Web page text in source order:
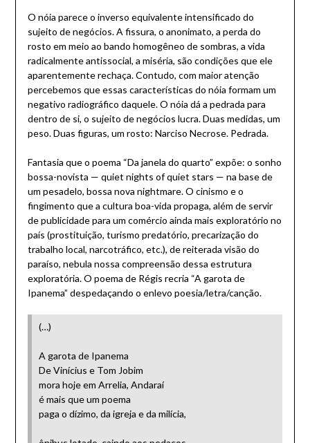
O nóia parece o inverso equivalente intensificado do
sujeito de negócios. A fissura, o anonimato, a perda do
rosto em meio ao bando homogêneo de sombras, a vida
radicalmente antissocial, a miséria, são condições que ele
aparentemente rechaça. Contudo, com maior atenção
percebemos que essas características do nóia formam um
negativo radiográfico daquele. O nóia dá a pedrada para
dentro de si, o sujeito de negócios lucra. Duas medidas, um
peso. Duas figuras, um rosto: Narciso Necrose. Pedrada.
Fantasia que o poema “Da janela do quarto” expõe: o sonho
bossa-novista — quiet nights of quiet stars — na base de
um pesadelo, bossa nova nightmare. O cinismo e o
fingimento que a cultura boa-vida propaga, além de servir
de publicidade para um comércio ainda mais exploratório no
país (prostituição, turismo predatório, precarização do
trabalho local, narcotráfico, etc.), de reiterada visão do
paraíso, nebula nossa compreensão dessa estrutura
exploratória. O poema de Régis recria “A garota de
Ipanema” despedaçando o enlevo poesia/letra/canção.
(…)
A garota de Ipanema
De Vinícius e Tom Jobim
mora hoje em Arrelia, Andaraí
é mais que um poema
paga o dízimo, da igreja e da milícia,